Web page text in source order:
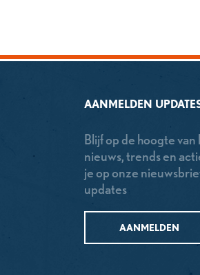
AANMELDEN
Blijf op de hoogte van
nieuws, trends en
je op onze
updates
AANMELDEN